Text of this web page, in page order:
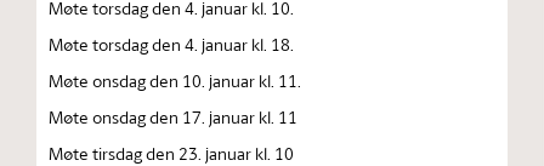
Møte torsdag den 4. januar kl. 10.
Møte torsdag den 4. januar kl. 18.
Møte onsdag den 10. januar kl. 11.
Møte onsdag den 17. januar kl. 11
Møte tirsdag den 23. januar kl. 10